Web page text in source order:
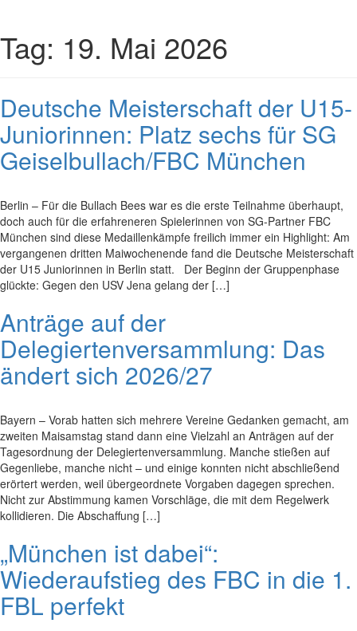
Tag: 19. Mai 2026
Deutsche Meisterschaft der U15-
Juniorinnen: Platz sechs für SG
Geiselbullach/FBC München
Berlin – Für die Bullach Bees war es die erste Teilnahme überhaupt,
doch auch für die erfahreneren Spielerinnen von SG-Partner FBC
München sind diese Medaillenkämpfe freilich immer ein Highlight: Am
vergangenen dritten Maiwochenende fand die Deutsche Meisterschaft
der U15 Juniorinnen in Berlin statt. Der Beginn der Gruppenphase
glückte: Gegen den USV Jena gelang der […]
Anträge auf der
Delegiertenversammlung: Das
ändert sich 2026/27
Bayern – Vorab hatten sich mehrere Vereine Gedanken gemacht, am
zweiten Maisamstag stand dann eine Vielzahl an Anträgen auf der
Tagesordnung der Delegiertenversammlung. Manche stießen auf
Gegenliebe, manche nicht – und einige konnten nicht abschließend
erörtert werden, weil übergeordnete Vorgaben dagegen sprechen.
Nicht zur Abstimmung kamen Vorschläge, die mit dem Regelwerk
kollidieren. Die Abschaffung […]
„München ist dabei“:
Wiederaufstieg des FBC in die 1.
FBL perfekt